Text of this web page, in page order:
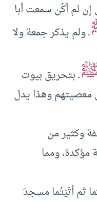
لم أكُن سمعت أبا
ـ ولم يذكر جمعة ولا
ـ بتحريق بيوت
معصيتهم وهذا يدل
وكثير من
مؤكدة، ومما
ثم أتَيْتُما مسجدَ